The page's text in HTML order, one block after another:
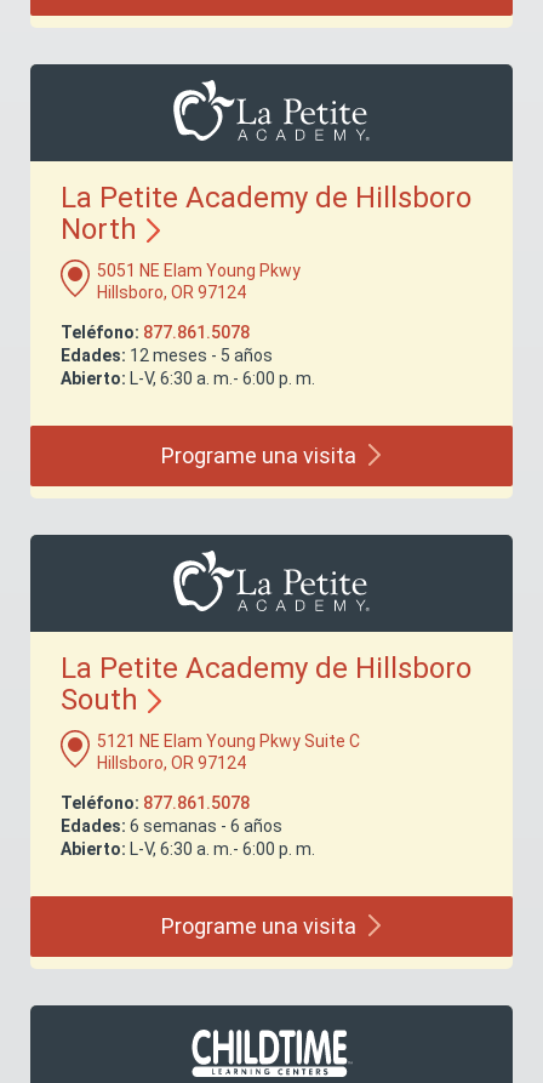
La Petite Academy de Hillsboro
North
5051 NE Elam Young Pkwy
Hillsboro, OR 97124
Teléfono: 877.861.5078
Edades: 12 meses - 5 años
Abierto: L-V, 6:30 a. m.- 6:00 p. m.
Programe una visita
La Petite Academy de Hillsboro
South
5121 NE Elam Young Pkwy Suite C
Hillsboro, OR 97124
Teléfono: 877.861.5078
Edades: 6 semanas - 6 años
Abierto: L-V, 6:30 a. m.- 6:00 p. m.
Programe una visita